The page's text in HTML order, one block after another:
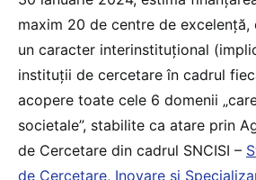
maxim 20 de centre de excelență,
un caracter interinstituțional
instituții de cercetare în cadrul
acopere toate cele 6 domenii
societale”, stabilite ca atare prin
de Cercetare din cadrul SNCISI –
de Cercetare, Inovare și